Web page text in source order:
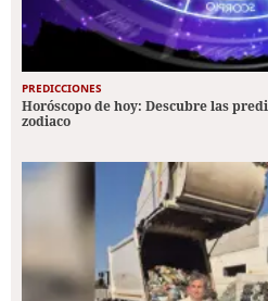
PREDICCIONES
Horóscopo de hoy: Descubre las
zodiaco